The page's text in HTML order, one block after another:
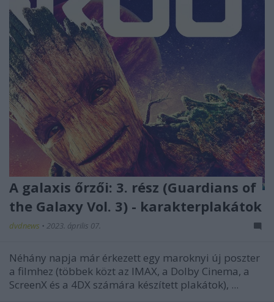
A galaxis őrzői: 3. rész (Guardians of
the Galaxy Vol. 3) - karakterplakátok
dvdnews • 2023. április 07.
Néhány napja már érkezett egy maroknyi új poszter
a filmhez (többek közt az IMAX, a Dolby Cinema, a
ScreenX és a 4DX számára készített plakátok), ...